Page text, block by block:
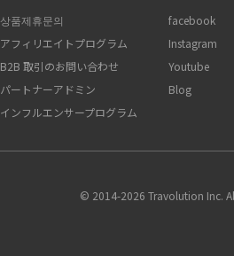
상품제휴문의
アフィリエイトプログラム
B2B 取引のお問い合わせ
パートナーアドミン
インフルエンサープログラム
facebook
Instagram
Youtube
Blog
© 2014-2026 Travolution Inc.